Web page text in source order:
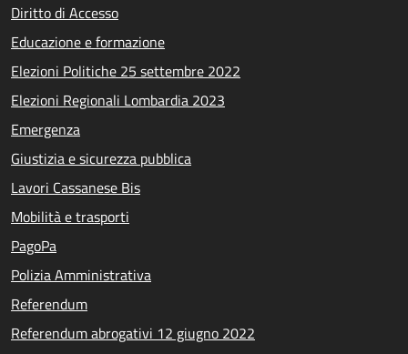
Diritto di Accesso
Educazione e formazione
Elezioni Politiche 25 settembre 2022
Elezioni Regionali Lombardia 2023
Emergenza
Giustizia e sicurezza pubblica
Lavori Cassanese Bis
Mobilità e trasporti
PagoPa
Polizia Amministrativa
Referendum
Referendum abrogativi 12 giugno 2022